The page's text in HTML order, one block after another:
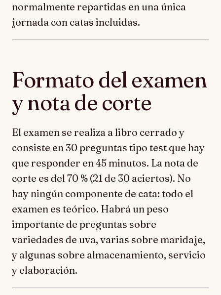
normalmente repartidas en una única
jornada con catas incluidas.
Formato del examen
y nota de corte
El examen se realiza a libro cerrado y
consiste en 30 preguntas tipo test que hay
que responder en 45 minutos. La nota de
corte es del 70 % (21 de 30 aciertos). No
hay ningún componente de cata: todo el
examen es teórico. Habrá un peso
importante de preguntas sobre
variedades de uva, varias sobre maridaje,
y algunas sobre almacenamiento, servicio
y elaboración.